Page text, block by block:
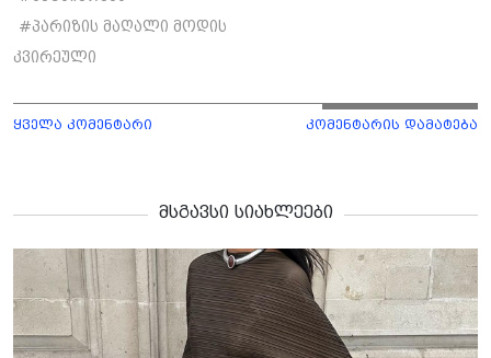
#პარიზის მაღალი მოდის
კვირეული
ყველა კომენტარი კომენტარის დამატება
მსგავსი სიახლეები